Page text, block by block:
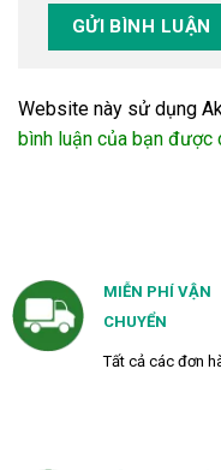
Website này sử dụng
bình luận của bạn được
MIỄN PHÍ VẬN
CHUYỂN
Tất cả các đơn